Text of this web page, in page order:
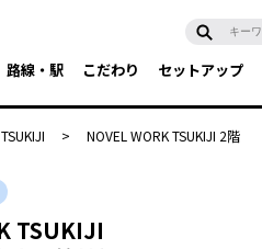
路線・駅 こだわり セットアップ
> NOVEL WORK TSUKIJI 2階
TSUKIJI